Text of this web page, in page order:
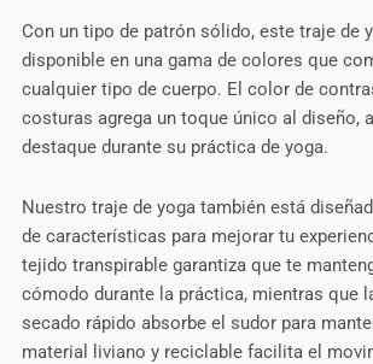
Con un tipo de patrón sólido, este traje de
disponible en una gama de colores que
cualquier tipo de cuerpo. El color de
costuras agrega un toque único al diseño,
destaque durante su práctica de yoga.
Nuestro traje de yoga también está
de características para mejorar tu
tejido transpirable garantiza que te
cómodo durante la práctica, mientras que
secado rápido absorbe el sudor para
material liviano y reciclable facilita el